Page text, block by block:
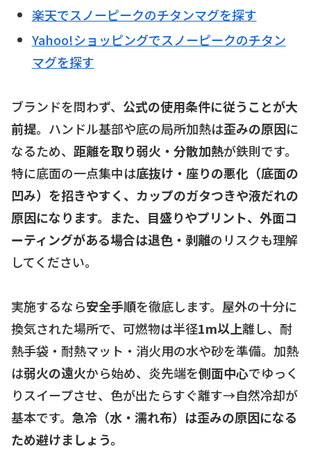
楽天でスノーピークのチタンマグを探す
Yahoo!ショッピングでスノーピークのチタン
マグを探す
ブランドを問わず、 公式の使用条件に従うことが大
前提。ハンドル基部や底の局所加熱は歪みの原因に
なるため、 距離を取り弱火・分散加熱が鉄則です。
特に底面の一点集中は底抜け・座りの悪化（底面の
凹み）を招きやすく、カップのガタつきや液だれの
原因になります。また、目盛りやプリント、外面コ
ーティングがある場合は退色・剥離のリスクも理解
してください。
実施するなら安全手順を徹底します。屋外の十分に
換気された場所で、可燃物は半径1m以上離し、耐
熱手袋・耐熱マット・消火用の水や砂を準備。加熱
は弱火の遠火から始め、炎先端を側面中心でゆっく
りスイープさせ、色が出たらすぐ離す→自然冷却が
基本です。 急冷（水・濡れ布）は歪みの原因になる
ため避けましょう。